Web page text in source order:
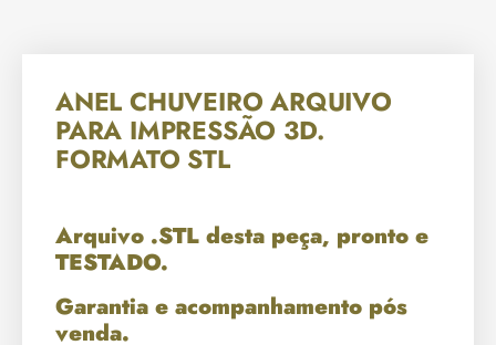
ANEL CHUVEIRO ARQUIVO
PARA IMPRESSÃO 3D.
FORMATO STL
Arquivo .STL desta peça, pronto e
TESTADO.
Garantia e acompanhamento pós
venda.